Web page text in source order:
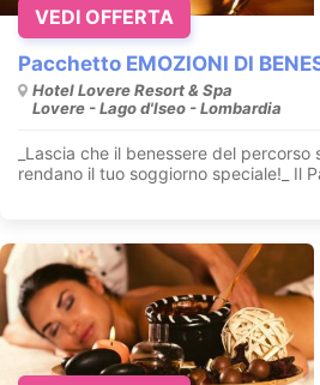
Pacchetto EMOZIONI DI
Hotel Lovere Resort & Spa
Lovere - Lago d'Iseo - Lombardia
_Lascia che il benessere del
rendano il tuo soggiorno speciale!_ Il
VEDI OFFERTA